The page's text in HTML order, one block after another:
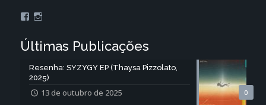
Facebook
Últimas Publicações
0
Resenha: SYZYGY EP (Thaysa Pizzolato,
2025)
13 de outubro de 2025